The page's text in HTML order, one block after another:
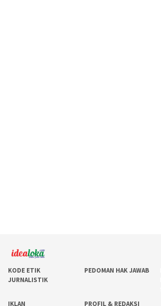
KODE ETIK
JURNALISTIK
PEDOMAN HAK JAWAB
IKLAN
PROFIL & REDAKSI